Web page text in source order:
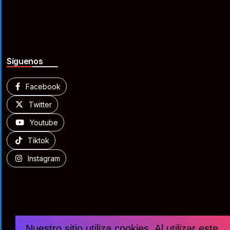
Síguenos
Facebook
Twitter
Youtube
Tiktok
Instagram